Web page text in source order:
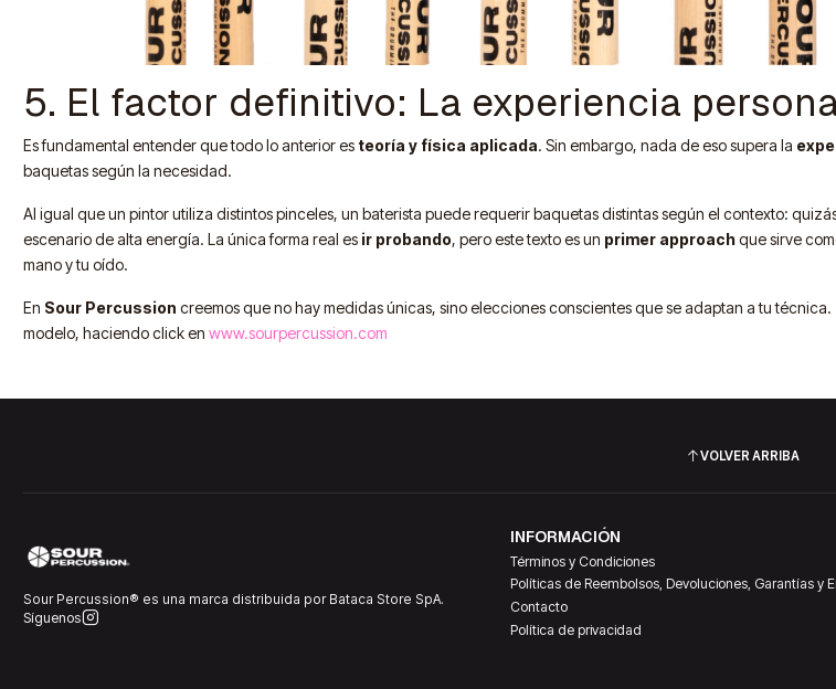
5. El factor definitivo: La experiencia
Es fundamental entender que todo lo anterior es teoría y física aplicada. Sin embargo, nada de eso supera la
baquetas según la necesidad.
Al igual que un pintor utiliza distintos pinceles, un baterista puede requerir baquetas distintas según el contexto:
escenario de alta energía. La única forma real es ir probando, pero este texto es un primer approachque sirve
mano y tu oído.
En Sour Percussion creemos que no hay medidas únicas, sino elecciones conscientes que se adaptan a tu
modelo, haciendo click en www.sourpercussion.com
VOLVER ARRIBA
Sour Percussion® es una marca distribuida por Bataca Store SpA.
Síguenos
INFORMACIÓN
Términos y Condiciones
Políticas de Reembolsos, Devoluciones, Garantías y
Contacto
Política de privacidad